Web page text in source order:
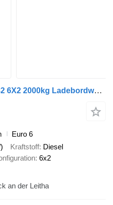
Mercedes-Benz Actros 2532 6X2 2000kg Ladebordwand Steering Axle Automatic Navi
Euro 6
Kraftstoff Diesel
6x2
an der Leitha